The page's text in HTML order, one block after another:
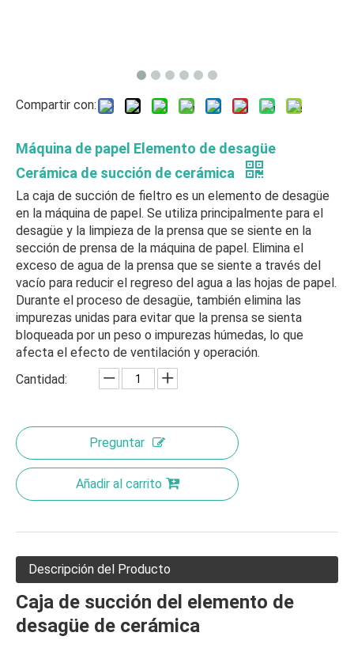
Compartir con:
Máquina de papel Elemento de desagüe
Cerámica de succión de cerámica
La caja de succión de fieltro es un elemento de desagüe
en la máquina de papel. Se utiliza principalmente para el
desagüe y la limpieza de la prensa que se siente en la
sección de prensa de la máquina de papel. Elimina el
exceso de agua de la prensa que se siente a través del
vacío para reducir el regreso del agua a las hojas de papel.
Durante el proceso de desagüe, también elimina las
impurezas unidas para evitar que la prensa se sienta
bloqueada por un peso o impurezas húmedas, lo que
afecta el efecto de ventilación y operación.
Cantidad:
Preguntar
Añadir al carrito
Descripción del Producto
Caja de succión del elemento de
desagüe de cerámica